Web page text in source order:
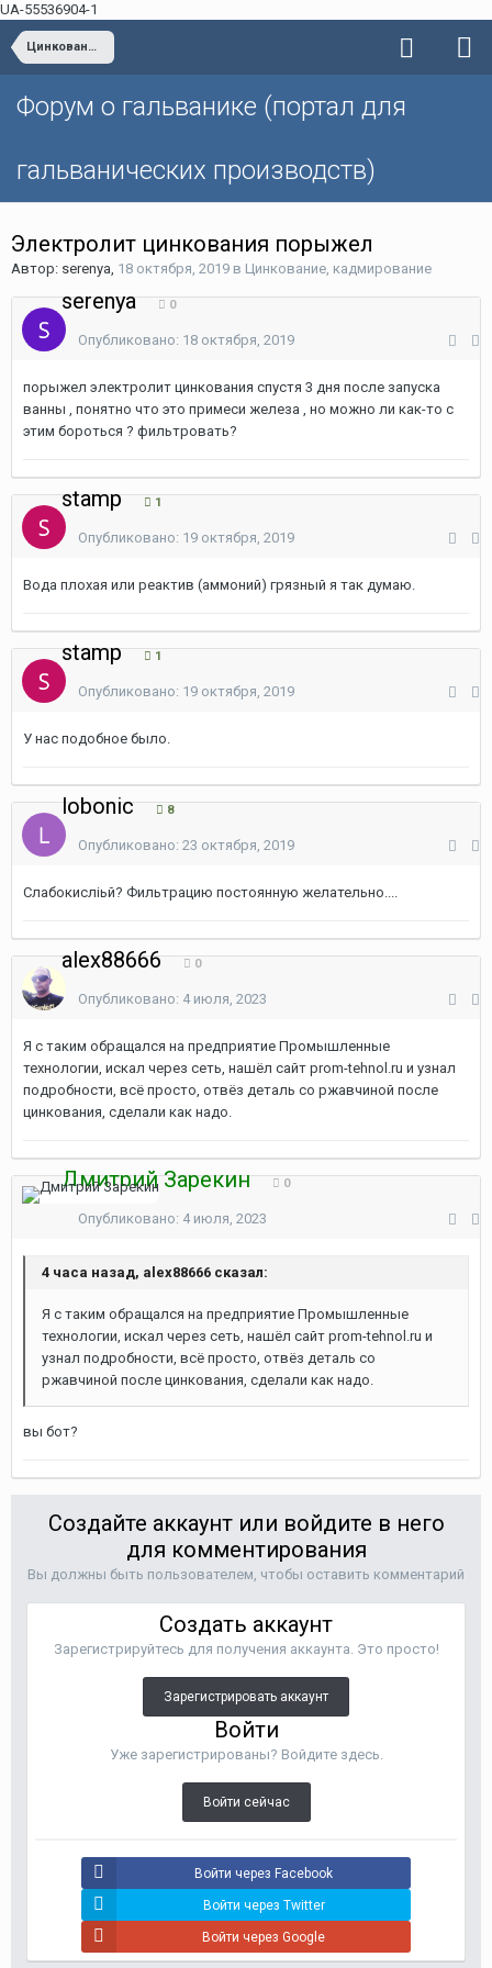
UA-55536904-1
Цинкование, кадмирование
Форум о гальванике (портал для
гальванических производств)
Электролит цинкования порыжел
Автор: serenya, 18 октября, 2019 в Цинкование, кадмирование
serenya 0
Опубликовано: 18 октября, 2019
порыжел электролит цинкования спустя 3 дня после запуска
ванны , понятно что это примеси железа , но можно ли как-то с
этим бороться ? фильтровать?
stamp 1
Опубликовано: 19 октября, 2019
Вода плохая или реактив (аммоний) грязный я так думаю.
stamp 1
Опубликовано: 19 октября, 2019
У нас подобное было.
lobonic 8
Опубликовано: 23 октября, 2019
Слабокисліьй? Фильтрацию постоянную желательно....
alex88666 0
Опубликовано: 4 июля, 2023
Я с таким обращался на предприятие Промышленные
технологии, искал через сеть, нашёл сайт prom-tehnol.ru и узнал
подробности, всё просто, отвёз деталь со ржавчиной после
цинкования, сделали как надо.
Дмитрий Зарекин 0
Опубликовано: 4 июля, 2023
4 часа назад, alex88666 сказал:
Я с таким обращался на предприятие Промышленные
технологии, искал через сеть, нашёл сайт prom-tehnol.ru и
узнал подробности, всё просто, отвёз деталь со
ржавчиной после цинкования, сделали как надо.
вы бот?
Создайте аккаунт или войдите в него
для комментирования
Вы должны быть пользователем, чтобы оставить комментарий
Создать аккаунт
Зарегистрируйтесь для получения аккаунта. Это просто!
Зарегистрировать аккаунт
Войти
Уже зарегистрированы? Войдите здесь.
Войти сейчас
Войти через Facebook
Войти через Twitter
Войти через Google